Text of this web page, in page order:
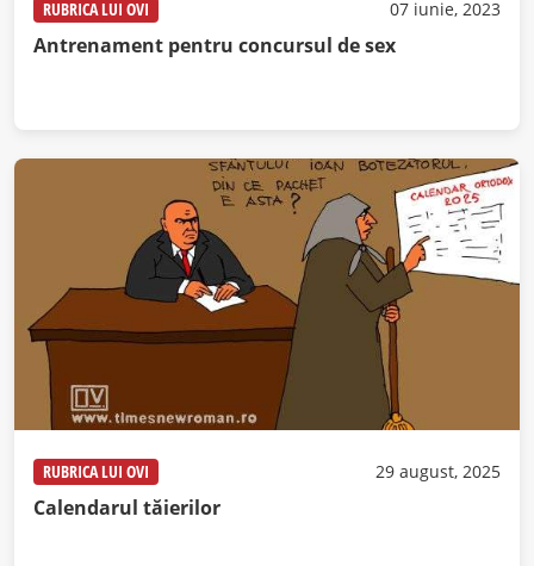
RUBRICA LUI OVI 07 iunie, 2023
Antrenament pentru concursul de sex
RUBRICA LUI OVI 29 august, 2025
Calendarul tăierilor